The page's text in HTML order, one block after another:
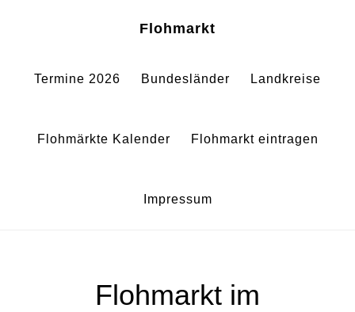
springen
springen
Flohmarkt
Termine 2026 Bundesländer Landkreise
Flohmärkte Kalender Flohmarkt eintragen
Impressum
Flohmarkt im